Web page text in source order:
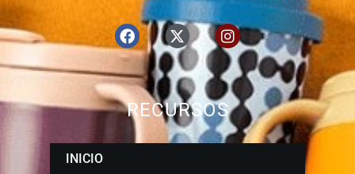
RECURSOS
INICIO